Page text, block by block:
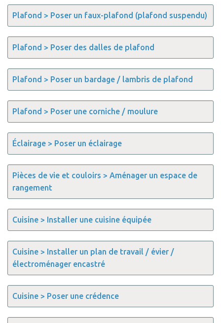
Plafond > Poser un faux-plafond (plafond suspendu)
Plafond > Poser des dalles de plafond
Plafond > Poser un bardage / lambris de plafond
Plafond > Poser une corniche / moulure
Éclairage > Poser un éclairage
Pièces de vie et couloirs > Aménager un espace de
rangement
Cuisine > Installer une cuisine équipée
Cuisine > Installer un plan de travail / évier /
électroménager encastré
Cuisine > Poser une crédence